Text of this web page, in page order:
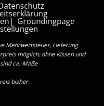
Groundingpage
Mehrwertsteuer, Lieferung
möglich; ohne Kissen und
ca.-Maße
bisher